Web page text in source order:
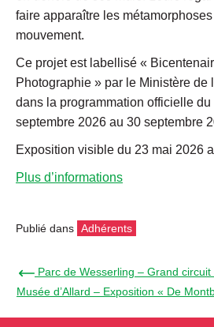
faire apparaître les métamorphoses
mouvement.
Ce projet est labellisé «
Photographie » par le Ministère de
dans la programmation officielle
septembre 2026 au 30 septembre
Exposition visible du 23 mai 2026
Plus d’informations
Publié dans Adhérents
← Parc de Wesserling – Grand circuit
Musée d’Allard – Exposition « De